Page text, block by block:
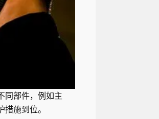
同部件，例如主
施到位。